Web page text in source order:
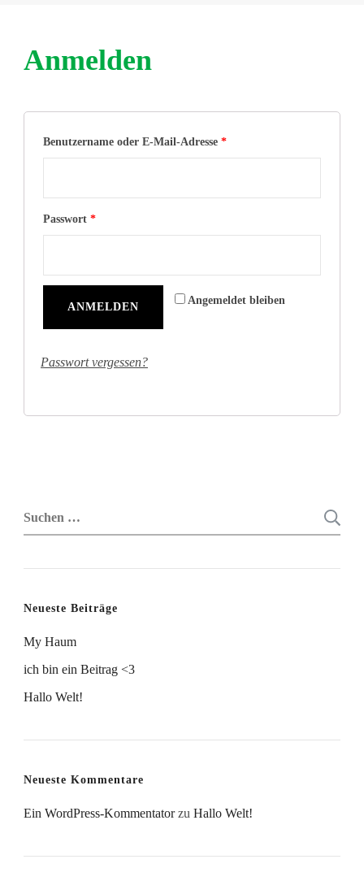
Anmelden
Benutzername oder E-Mail-Adresse *
Passwort *
Angemeldet bleiben
ANMELDEN
Passwort vergessen?
Suchen
nach:
Neueste Beiträge
My Haum
ich bin ein Beitrag <3
Hallo Welt!
Neueste Kommentare
Ein WordPress-Kommentatorzu Hallo Welt!